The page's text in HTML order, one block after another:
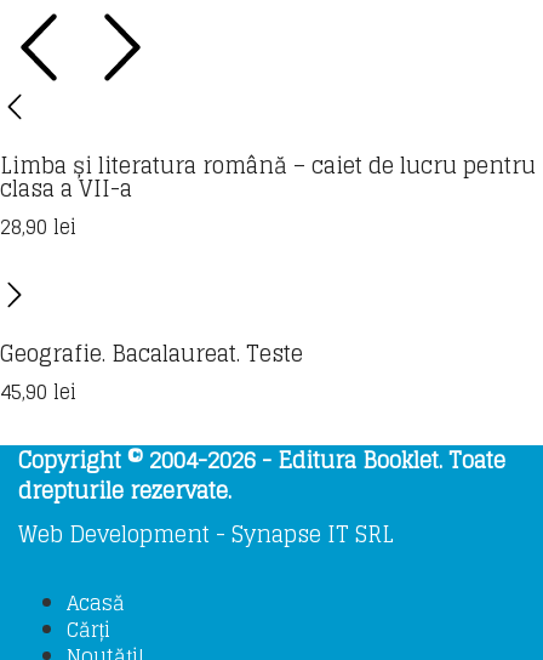
Limba și literatura română – caiet de lucru pentru
clasa a VII-a
28,90 lei
Geografie. Bacalaureat. Teste
45,90 lei
Copyright © 2004-2026 - Editura Booklet. Toate
drepturile rezervate.
Web Development - Synapse IT SRL
Acasă
Cărți